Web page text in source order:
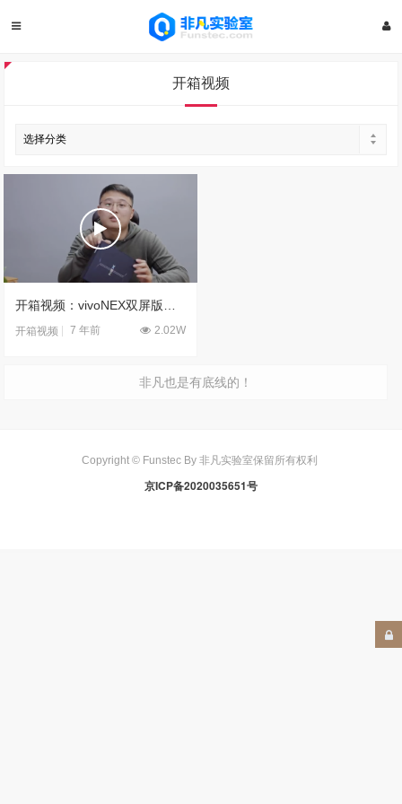
开箱视频
开箱视频：vivoNEX双屏版解读
开箱视频 7 年前 2.02W
非凡也是有底线的！
Copyright © Funstec By 非凡实验室保留所有权利
京ICP备2020035651号